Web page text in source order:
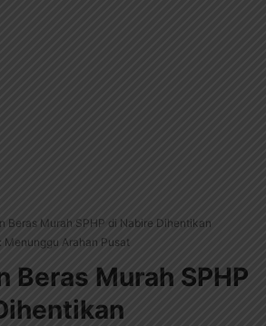
Beras Murah SPHP di Nabire Dihentikan
Menunggu Arahan Pusat
Beras Murah SPHP